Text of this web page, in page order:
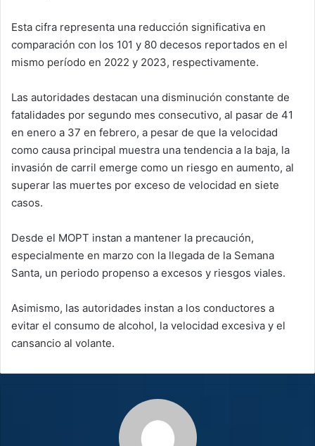
Esta cifra representa una reducción significativa en
comparación con los 101 y 80 decesos reportados en el
mismo período en 2022 y 2023, respectivamente.
Las autoridades destacan una disminución constante de
fatalidades por segundo mes consecutivo, al pasar de 41
en enero a 37 en febrero, a pesar de que la velocidad
como causa principal muestra una tendencia a la baja, la
invasión de carril emerge como un riesgo en aumento, al
superar las muertes por exceso de velocidad en siete
casos.
Desde el MOPT instan a mantener la precaución,
especialmente en marzo con la llegada de la Semana
Santa, un periodo propenso a excesos y riesgos viales.
Asimismo, las autoridades instan a los conductores a
evitar el consumo de alcohol, la velocidad excesiva y el
cansancio al volante.